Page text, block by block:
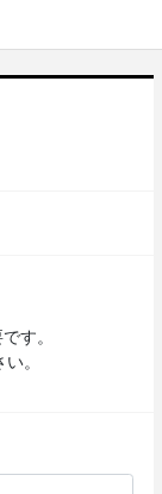
す。
。